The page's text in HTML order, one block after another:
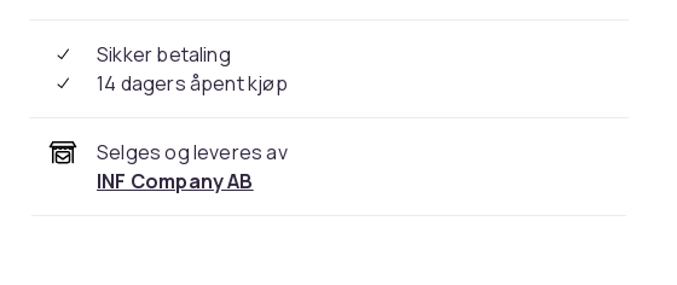
Sikker betaling
14 dagers åpent kjøp
Selges og leveres av
INF Company AB